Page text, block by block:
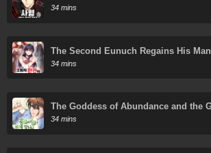
34 mins
The Second Eunuch Regains His
34 mins
The Goddess of Abundance and the
Wretched Apostle
34 mins